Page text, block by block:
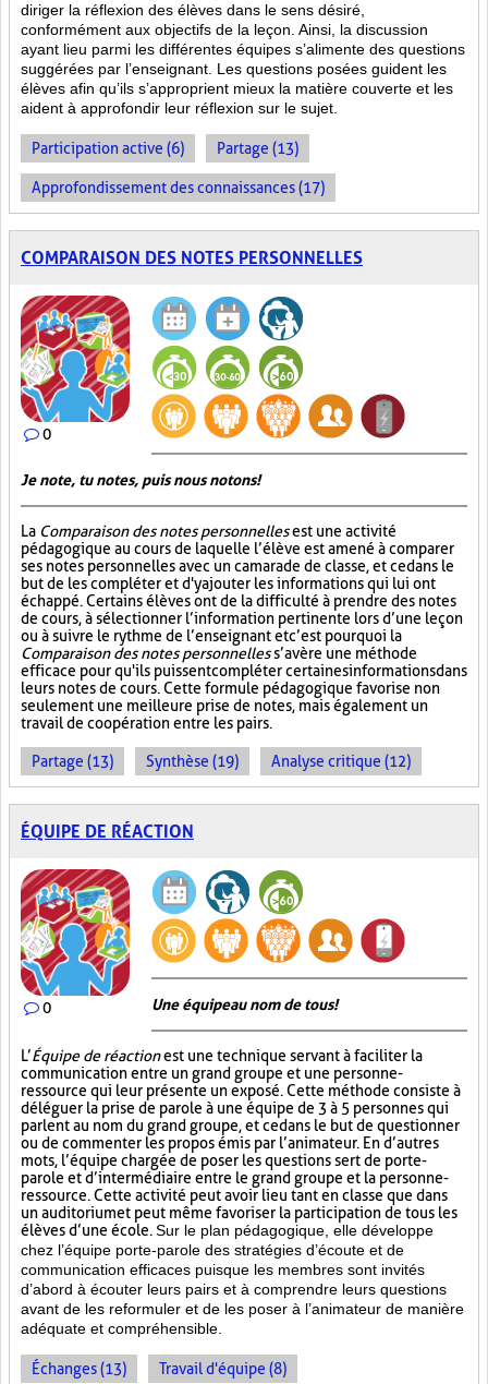
diriger la réflexion des élèves dans le sens désiré,
conformément aux objectifs de la leçon. Ainsi, la discussion
ayant lieu parmi les différentes équipes s’alimente des questions
suggérées par l’enseignant. Les questions posées guident les
élèves afin qu’ils s’approprient mieux la matière couverte et les
aident à approfondir leur réflexion sur le sujet.
Participation active (6) Partage (13)
Approfondissement des connaissances (17)
COMPARAISON DES NOTES PERSONNELLES
0
Je note, tu notes, puis nous notons!
La Comparaison des notes personnellesest une activité
pédagogique au cours de laquelle l’élève est amené à comparer
ses notes personnelles avec un camarade de classe, et ce dans le
but de les compléter et d'y ajouter les informations qui lui ont
échappé. Certains élèves ont de la difficulté à prendre des notes
de cours, à sélectionner l’information pertinente lors d’une leçon
ou à suivre le rythme de l’enseignant et c’est pourquoi la
Comparaison des notes personnelless’avère une méthode
efficace pour qu'ils puissent compléter certaines informations dans
leurs notes de cours. Cette formule pédagogique favorise non
seulement une meilleure prise de notes, mais également un
travail de coopération entre les pairs.
Partage (13) Synthèse (19) Analyse critique (12)
ÉQUIPE DE RÉACTION
0 Une équipe au nom de tous!
L’Équipe de réactionest une technique servant à faciliter la
communication entre un grand groupe et une personne-
ressource qui leur présente un exposé. Cette méthode consiste à
déléguer la prise de parole à une équipe de 3 à 5 personnes qui
parlent au nom du grand groupe, et ce dans le but de questionner
ou de commenter les propos émis par l’animateur. En d’autres
mots, l’équipe chargée de poser les questions sert de porte-
parole et d’intermédiaire entre le grand groupe et la personne-
ressource. Cette activité peut avoir lieu tant en classe que dans
un auditorium et peut même favoriser la participation de tous les
élèves d’une école. Sur le plan pédagogique, elle développe
chez l’équipe porte-parole des stratégies d’écoute et de
communication efficaces puisque les membres sont invités
d’abord à écouter leurs pairs et à comprendre leurs questions
avant de les reformuler et de les poser à l’animateur de manière
adéquate et compréhensible.
Échanges (13) Travail d'équipe (8)